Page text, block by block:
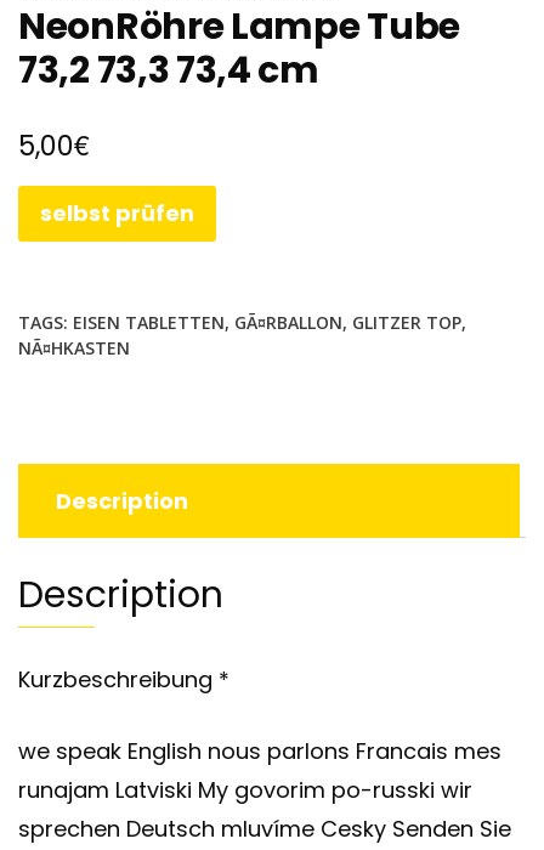
NeonRöhre Lampe Tube
73,2 73,3 73,4 cm
5,00€
selbst prüfen
TAGS: EISEN TABLETTEN, GÃ¤RBALLON, GLITZER TOP,
NÃ¤HKASTEN
Description
Description
Kurzbeschreibung *
we speak English nous parlons Francais mes
runajam Latviski My govorim po-russki wir
sprechen Deutsch mluvíme Cesky Senden Sie